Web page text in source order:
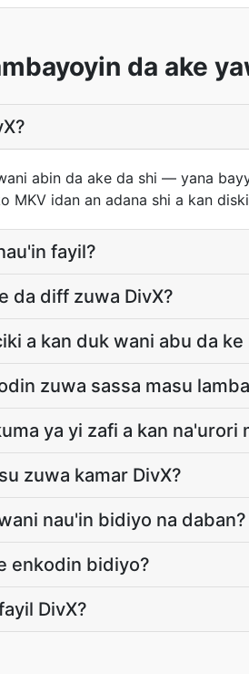
da ake
abin da ake da shi — yana
MKV idan an adana shi a kan
fayil?
da diff zuwa DivX?
a kan duk wani abu da ke
zuwa sassa masu
ya yi zafi a kan na'urori
zuwa kamar DivX?
nau'in bidiyo na daban?
enkodin bidiyo?
DivX?